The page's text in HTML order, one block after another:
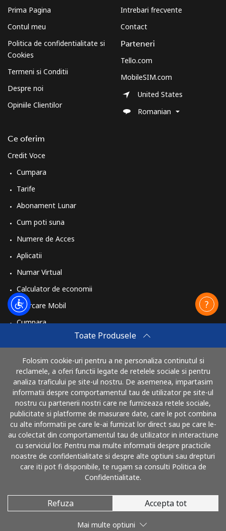
Toate Produsele
Folosim cookie-uri pentru a ne personaliza continutul si
reclamele, a oferi functii legate de retelele sociale si pentru
analiza traficului pe site-ul nostru. De asemenea, impartasim
informatii despre comportamentul tau de utilizator pe site-ul
nostru cu partenerii nostri care ne furnizeaza retele sociale,
publicitate si platforme de masurare date, care le pot combina
cu alte informatii pe care le-ai furnizat lor direct sau pe care le-
au colectat din comportamentul tau de utilizator in interactiune
cu serviciul lor. Pentru mai multe informatii despre practicile
noastre de confidentialitate si despre alte optiuni sau drepturi
care iti pot fi disponibile, te rugam sa consulti Politica de
Confidentialitate.
Refuza Accepta tot
Mai multe optiuni
Prima Pagina
Contul meu
Politica de confidentialitate si
Cookies
Termeni si Conditii
Despre noi
Opiniile Clientilor
Ce oferim
Credit Voce
Cumpara
Tarife
Abonament Lunar
Cum poti suna
Numere de Acces
Aplicatii
Numar Virtual
Calculator de economii
Reincarcare Mobil
Cumpara
Cumpara
Cum functioneaza
Intrebari frecvente
Contact
Parteneri
Tello.com
MobileSIM.com
United States
Romanian
Poti plati cu
© 2026 SunaRomania